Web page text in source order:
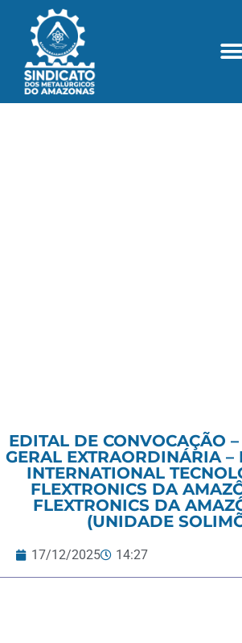
EDITAL DE CONVOCAÇÃO
GERAL EXTRAORDINÁRIA –
INTERNATIONAL
FLEXTRONICS DA
FLEXTRONICS DA
(UNIDADE
17/12/2025 14:27